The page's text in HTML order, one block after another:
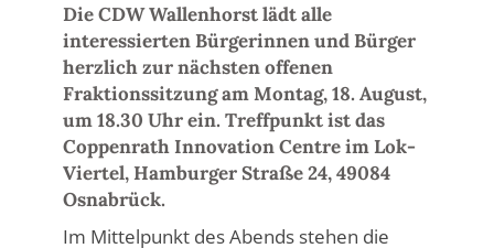
Die CDW Wallenhorst lädt alle
interessierten Bürgerinnen und Bürger
herzlich zur nächsten offenen
Fraktionssitzung am Montag, 18. August,
um 18.30 Uhr ein. Treffpunkt ist das
Coppenrath Innovation Centre im Lok-
Viertel, Hamburger Straße 24, 49084
Osnabrück.
Im Mittelpunkt des Abends stehen die